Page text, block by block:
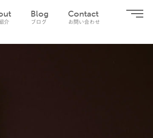
介
Blog
ブログ
Contact
お問い合わせ